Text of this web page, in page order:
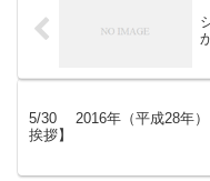
5/30 2016年（平成28年
挨拶】